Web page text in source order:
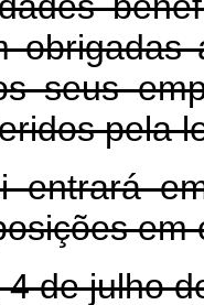
seus
pela
em
de julho